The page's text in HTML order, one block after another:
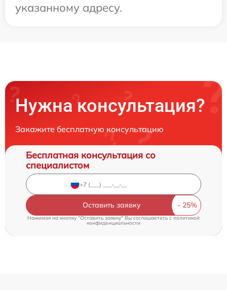
указанному адресу.
Нужна консультация?
Закажите бесплатную консультацию
Бесплатная консультация со
специалистом
Оставить заявку
Нажимая на кнопку "Оставить заявку" Вы соглашаетесь cполитикой
конфиденциальности